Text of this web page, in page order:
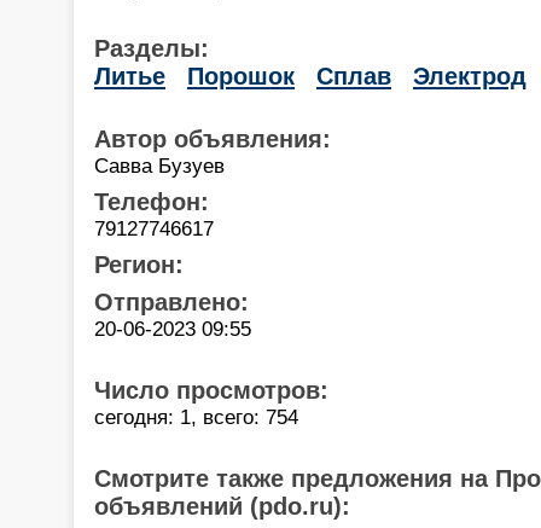
Разделы:
Литье
Порошок Сплав Электрод
Автор объявления:
Савва Бузуев
Телефон:
79127746617
Регион:
Отправлено:
20-06-2023 09:55
Число просмотров:
сегодня: 1, всего: 754
Смотрите также предложения на
объявлений (pdo.ru):